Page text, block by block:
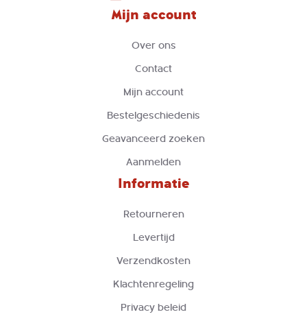
Mijn account
Over ons
Contact
Mijn account
Bestelgeschiedenis
Geavanceerd zoeken
Aanmelden
Informatie
Retourneren
Levertijd
Verzendkosten
Klachtenregeling
Privacy beleid